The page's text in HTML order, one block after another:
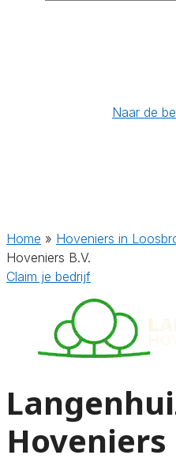
Naar de
Home » Hoveniers in
Hoveniers B.V.
Claim je bedrijf
Hoveniers